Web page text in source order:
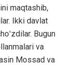
maqtashib,
Ikki davlat
Bugun
va
Mossad va